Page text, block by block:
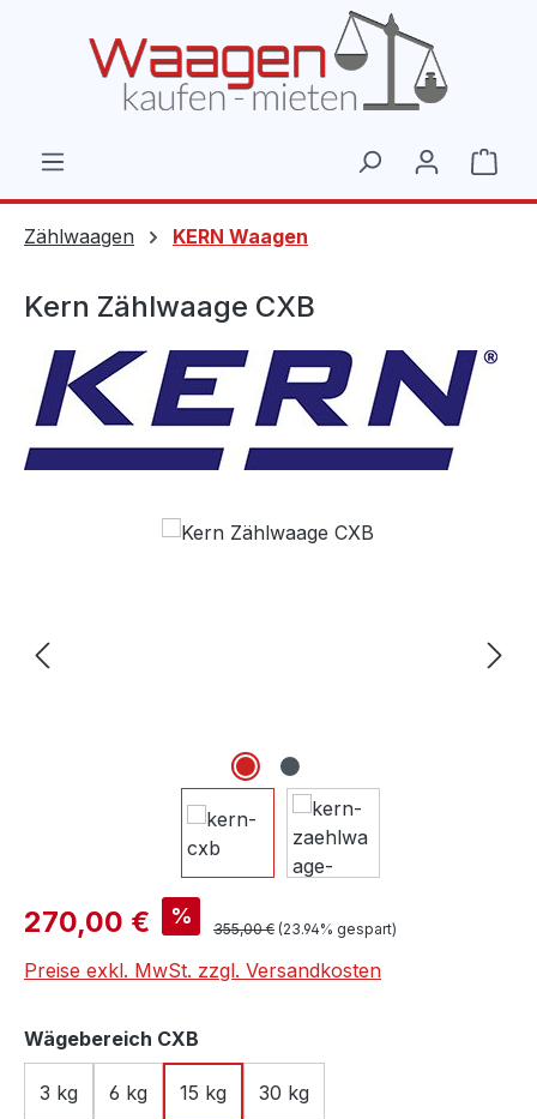
Zählwaagen KERN Waagen
Kern Zählwaage CXB
Bildergalerie überspringen
Verkaufspreis:
270,00 € % Regulärer Preis:
355,00 € (23.94% gespart)
Preise exkl. MwSt. zzgl. Versandkosten
Wägebereich CXB
3 kg 6 kg 15 kg 30 kg